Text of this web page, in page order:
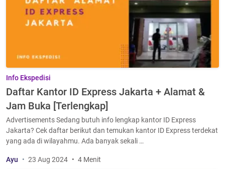
Info Ekspedisi
Daftar Kantor ID Express Jakarta + Alamat &
Jam Buka [Terlengkap]
Advertisements Sedang butuh info lengkap kantor ID Express
Jakarta? Cek daftar berikut dan temukan kantor ID Express terdekat
yang ada di wilayahmu. Ada banyak sekali …
Ayu 23 Aug 2024 4 Menit